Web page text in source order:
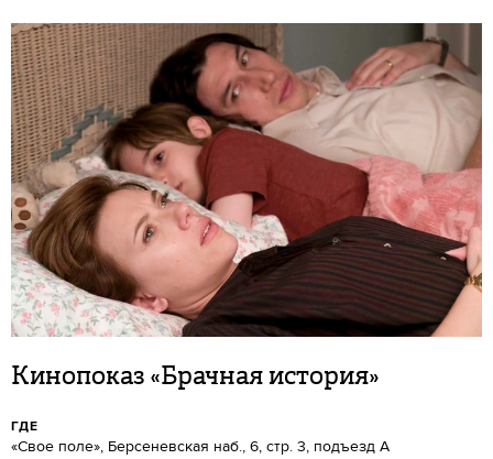
Кинопоказ «Брачная история»
ГДЕ
«Свое поле», Берсеневская наб., 6, стр. 3, подъезд А